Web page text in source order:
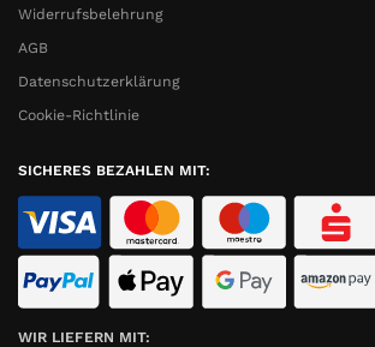
Widerrufsbelehrung
AGB
Datenschutzerklärung
Cookie-Richtlinie
SICHERES BEZAHLEN MIT:
WIR LIEFERN MIT: